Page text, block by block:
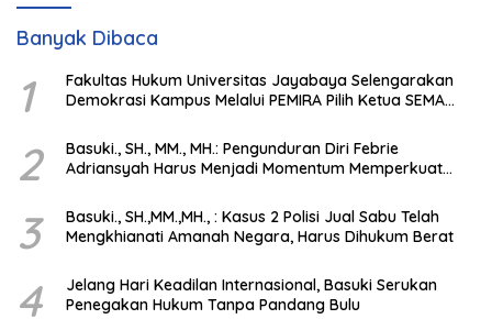
Banyak Dibaca
1
Fakultas Hukum Universitas Jayabaya Selengarakan
Demokrasi Kampus Melalui PEMIRA Pilih Ketua SEMA
2
Basuki., SH., MM., MH.: Pengunduran Diri Febrie
Adriansyah Harus Menjadi Momentum Memperkuat
3
Basuki., SH.,MM.,MH., : Kasus 2 Polisi Jual Sabu Telah
Mengkhianati Amanah Negara, Harus Dihukum Berat
4
Jelang Hari Keadilan Internasional, Basuki Serukan
Penegakan Hukum Tanpa Pandang Bulu